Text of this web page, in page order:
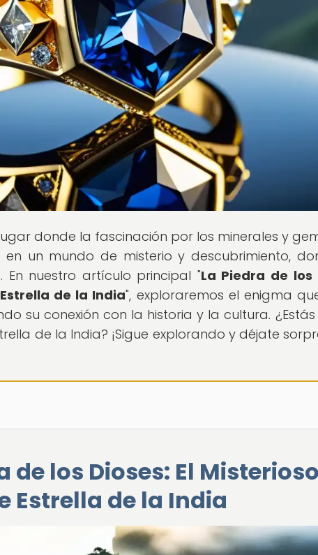
donde la fascinación por los minerales y
un mundo de misterio y descubrimiento,
nuestro artículo principal "La Piedra de los
de la India", exploraremos el enigma
su conexión con la historia y la cultura.
de la India? ¡Sigue explorando y déjate
de los Dioses: El Misterioso
Estrella de la India